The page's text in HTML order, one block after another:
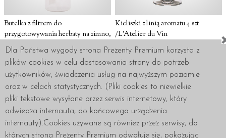
Butelka z filtrem do
przygotowywania herbaty na zimno,
Cold Brew Tea, 750 ml, Hario -
czerwona
129 zł
Produkt niedostępny
Kieliszki z linią aromatu 4 szt
/L'Atelier du Vin
385 zł
Produkt niedostępny
Dla Państwa wygody strona Prezenty Premium korzysta z
plików cookies w celu dostosowania strony do potrzeb
użytkowników, świadczenia usług na najwyższym poziomie
oraz w celach statystycznych. (Pliki cookies to niewielkie
pliki tekstowe wysyłane przez serwis internetowy, który
odwiedza internauta, do końcowego urządzenia
internauty).Cookies używane są również przez serwisy, do
których strona Prezenty Premium odwołuje się, pokazując